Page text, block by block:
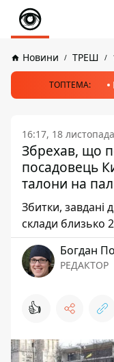
Новини ТРЕШ
ТОПТЕМА:
16:17, 18
Збрехав, що
посадовець
талони на
Збитки, завдані
склади близько
Богдан
РЕДАКТОР
👍